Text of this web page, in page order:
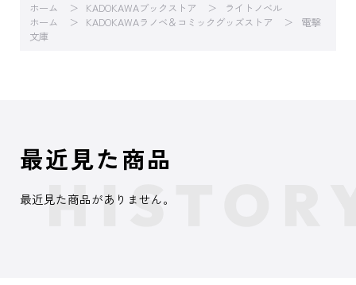
ホーム KADOKAWAブックストア
ライトノベル
ホーム
KADOKAWAラノベ＆コミックグッズストア
電撃
文庫
最近見た商品
最近見た商品がありません。